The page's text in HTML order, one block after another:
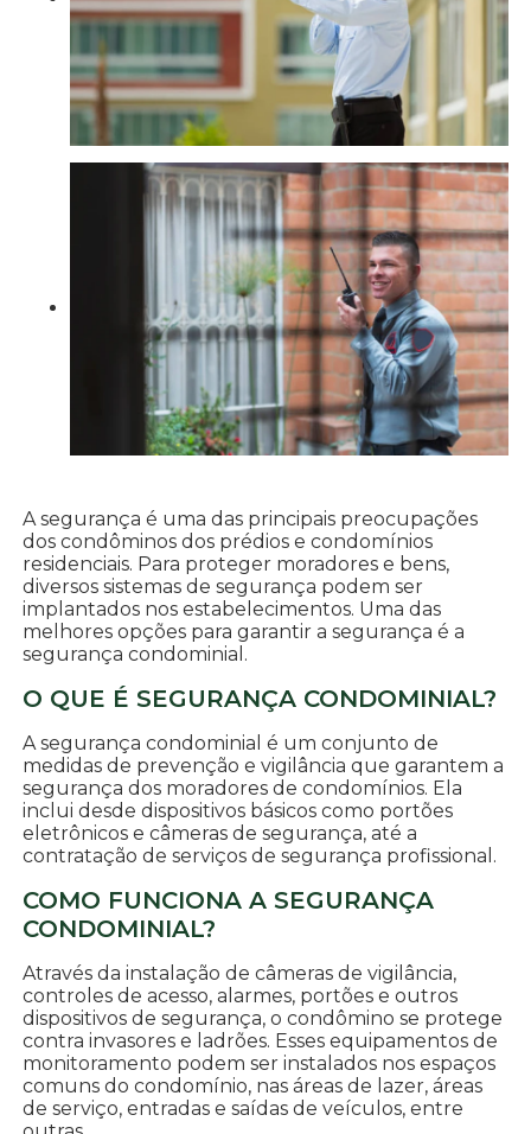
A segurança é uma das principais preocupações
dos condôminos dos prédios e condomínios
residenciais. Para proteger moradores e bens,
diversos sistemas de segurança podem ser
implantados nos estabelecimentos. Uma das
melhores opções para garantir a segurança é a
segurança condominial.
O QUE É SEGURANÇA CONDOMINIAL?
A segurança condominial é um conjunto de
medidas de prevenção e vigilância que garantem a
segurança dos moradores de condomínios. Ela
inclui desde dispositivos básicos como portões
eletrônicos e câmeras de segurança, até a
contratação de serviços de segurança profissional.
COMO FUNCIONA A SEGURANÇA
CONDOMINIAL?
Através da instalação de câmeras de vigilância,
controles de acesso, alarmes, portões e outros
dispositivos de segurança, o condômino se protege
contra invasores e ladrões. Esses equipamentos de
monitoramento podem ser instalados nos espaços
comuns do condomínio, nas áreas de lazer, áreas
de serviço, entradas e saídas de veículos, entre